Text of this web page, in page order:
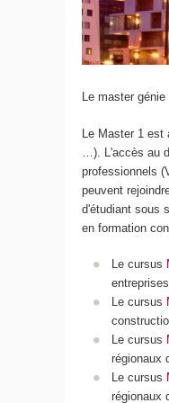
Le master
Le Master 1
…). L'accès au
professionnels
peuvent
d'étudiant sous
en formation
Le cursus
Le cursus
Le cursus
régionaux
Le cursus
régionaux